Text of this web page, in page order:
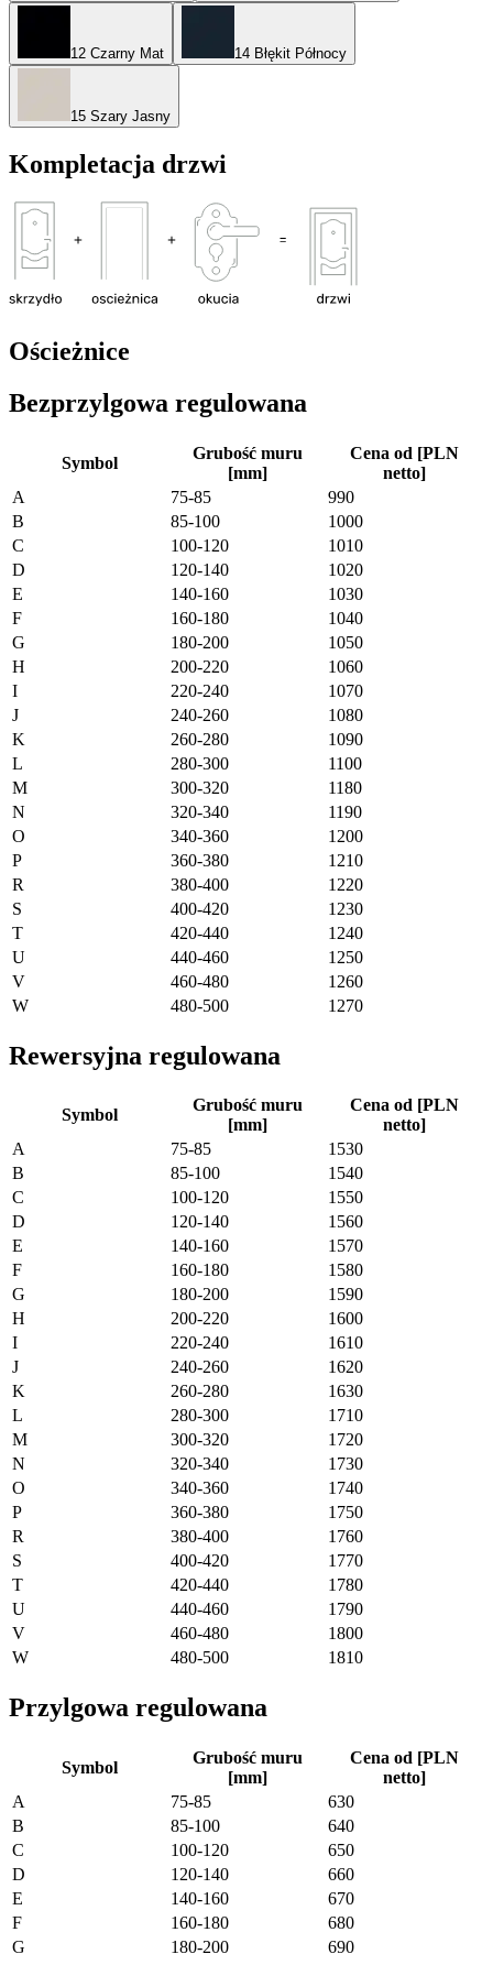
12 Czarny Mat 14 Błękit Północy
15 Szary Jasny
Kompletacja drzwi
Ościeżnice
Bezprzylgowa regulowana
Symbol
Grubość muru
[mm]
Cena od [PLN
netto]
A
75-85
990
B
85-100
1000
C
100-120
1010
D
120-140
1020
E
140-160
1030
F
160-180
1040
G
180-200
1050
H
200-220
1060
I
220-240
1070
J
240-260
1080
K
260-280
1090
L
280-300
1100
M
300-320
1180
N
320-340
1190
O
340-360
1200
P
360-380
1210
R
380-400
1220
S
400-420
1230
T
420-440
1240
U
440-460
1250
V
460-480
1260
W
480-500 1270
Rewersyjna regulowana
Symbol
Grubość muru
[mm]
Cena od [PLN
netto]
A
75-85
1530
B
85-100
1540
C
100-120
1550
D
120-140
1560
E
140-160
1570
F
160-180
1580
G
180-200
1590
H
200-220
1600
I
220-240
1610
J
240-260
1620
K
260-280
1630
L
280-300
1710
M
300-320
1720
N
320-340
1730
O
340-360
1740
P
360-380
1750
R
380-400
1760
S
400-420
1770
T
420-440
1780
U
440-460
1790
V
460-480
1800
W
480-500 1810
Przylgowa regulowana
Symbol
Grubość muru
[mm]
Cena od [PLN
netto]
A
75-85
630
B
85-100
640
C
100-120
650
D
120-140
660
E
140-160
670
F
160-180
680
G
180-200
690